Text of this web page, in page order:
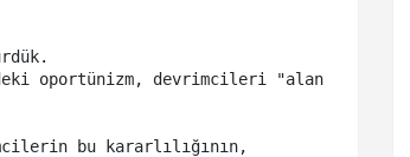
oportünizm, devrimcileri "alan
bu kararlılığının,